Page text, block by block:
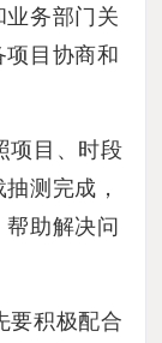
务部门关
目协商和
项目、时段
测完成，
助解决问
要积极配合